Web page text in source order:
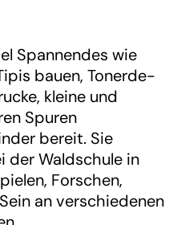
Spannendes wie
bauen, Tonerde-
kleine und
Spuren
bereit. Sie
der Waldschule in
Forschen,
an verschiedenen